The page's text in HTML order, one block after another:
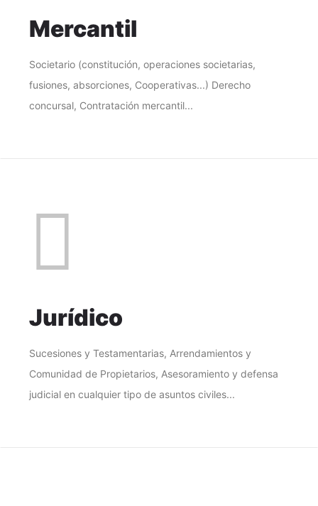
Mercantil
Societario (constitución, operaciones societarias,
fusiones, absorciones, Cooperativas...) Derecho
concursal, Contratación mercantil...
Jurídico
Sucesiones y Testamentarias, Arrendamientos y
Comunidad de Propietarios, Asesoramiento y defensa
judicial en cualquier tipo de asuntos civiles...